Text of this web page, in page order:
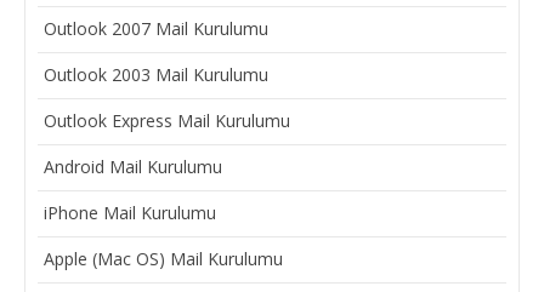
Outlook 2007 Mail Kurulumu
Outlook 2003 Mail Kurulumu
Outlook Express Mail Kurulumu
Android Mail Kurulumu
iPhone Mail Kurulumu
Apple (Mac OS) Mail Kurulumu